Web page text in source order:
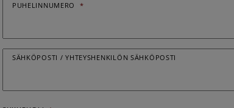
PUHELINNUMERO *
SÄHKÖPOSTI / YHTEYSHENKILÖN SÄHKÖPOSTI